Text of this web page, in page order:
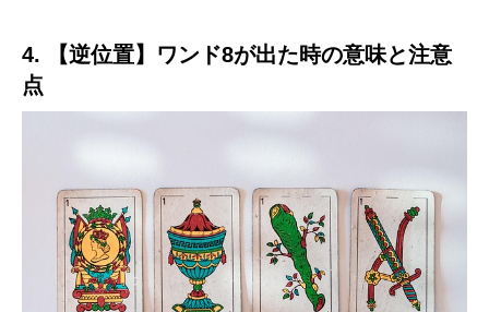
4. 【逆位置】ワンド8が出た時の意味と注意
点